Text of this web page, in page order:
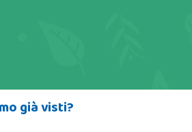
già visti?